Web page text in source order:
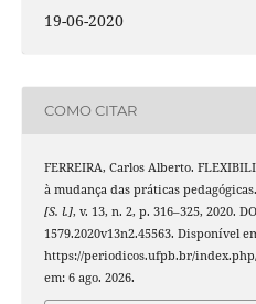
19-06-2020
COMO CITAR
FERREIRA, Carlos Alberto.
à mudança das práticas pedagógicas.
[S. l.], v. 13, n. 2, p. 316–325, 2020.
1579.2020v13n2.45563. Disponível
https://periodicos.ufpb.br/
em: 6 ago. 2026.